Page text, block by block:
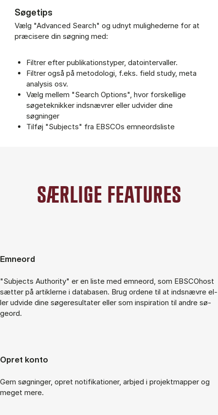
Søgetips
Vælg "Advanced Search" og udnyt mulighederne for at
præcisere din søgning med:
Filtrer efter publikationstyper, datointervaller.
Filtrer også på metodologi, f.eks. field study, meta
analysis osv.
Vælg mellem "Search Options", hvor forskellige
søgeteknikker indsnævrer eller udvider dine
søgninger
Tilføj "Subjects" fra EBSCOs emneordsliste
SÆR­LI­GE FE­A­TU­RES
Em­ne­ord
"Sub­jects Aut­ho­ri­ty" er en li­ste med em­ne­ord, som EBS­CO­host
sæt­ter på ar­tik­ler­ne i da­ta­ba­sen. Brug or­de­ne til at indsnæv­re el­
ler ud­vi­de dine sø­ge­re­sul­ta­ter el­ler som in­spira­tion til an­dre sø­
ge­ord.
Op­ret kon­to
Gem søg­nin­ger, op­ret no­ti­fi­ka­tio­ner, ar­b­jed i pro­jek­t­map­per og
me­get mere.